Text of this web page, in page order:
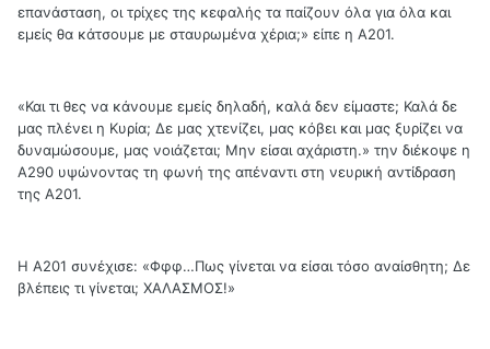
επανάσταση, οι τρίχες της κεφαλής τα παίζουν όλα για όλα και
εμείς θα κάτσουμε με σταυρωμένα χέρια;» είπε η Α201.
«Και τι θες να κάνουμε εμείς δηλαδή, καλά δεν είμαστε; Καλά δε
μας πλένει η Κυρία; Δε μας χτενίζει, μας κόβει και μας ξυρίζει να
δυναμώσουμε, μας νοιάζεται; Μην είσαι αχάριστη.» την διέκοψε η
Α290 υψώνοντας τη φωνή της απέναντι στη νευρική αντίδραση
της Α201.
Η Α201 συνέχισε: «Φφφ…Πως γίνεται να είσαι τόσο αναίσθητη; Δε
βλέπεις τι γίνεται; ΧΑΛΑΣΜΟΣ!»